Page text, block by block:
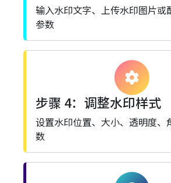
输入水印文字、上传水印图片或
参数
步骤 4：调整水印样式
设置水印位置、大小、透明度、
数